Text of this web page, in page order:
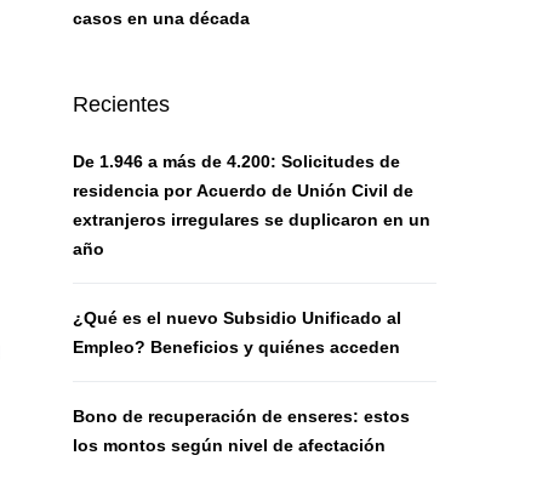
casos en una década
Recientes
De 1.946 a más de 4.200: Solicitudes de
residencia por Acuerdo de Unión Civil de
extranjeros irregulares se duplicaron en un
año
¿Qué es el nuevo Subsidio Unificado al
Empleo? Beneficios y quiénes acceden
Bono de recuperación de enseres: estos
los montos según nivel de afectación